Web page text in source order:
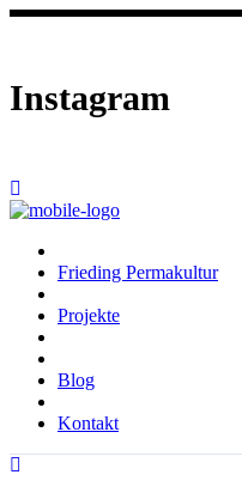
Instagram
Frieding Permakultur
Projekte
Blog
Kontakt